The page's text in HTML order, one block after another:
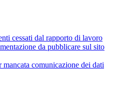
cessati dal rapporto di lavoro
da pubblicare sul sito
mancata comunicazione dei dati